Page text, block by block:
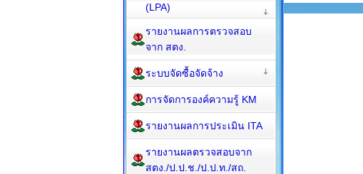
(LPA)
รายงานผลการตรวจสอบ
จาก สตง.
ระบบจัดซื้อจัดจ้าง
การจัดการองค์ความรู้ KM
รายงานผลการประเมิน ITA
รายงานผลตรวจสอบจาก
สตง./ป.ป.ช./ป.ป.ท./สถ.